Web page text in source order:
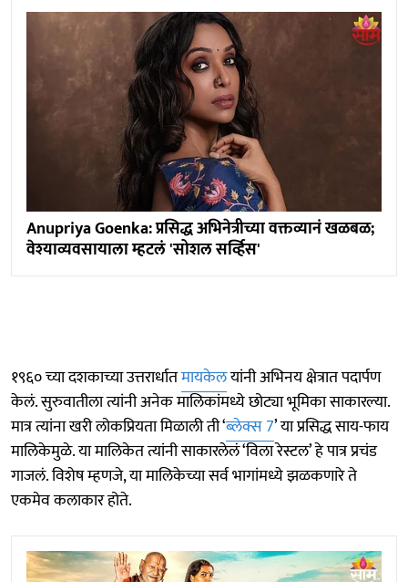
Anupriya Goenka: प्रसिद्ध अभिनेत्रीच्या वक्तव्यानं खळबळ;
वेश्याव्यवसायाला म्हटलं 'सोशल सर्व्हिस'
१९६० च्या दशकाच्या उत्तरार्धातमायकेलयांनी अभिनय क्षेत्रात पदार्पण
केलं. सुरुवातीला त्यांनी अनेक मालिकांमध्ये छोट्या भूमिका साकारल्या.
मात्र त्यांना खरी लोकप्रियता मिळाली ती ‘ब्लेक्स 7’ या प्रसिद्ध साय-फाय
मालिकेमुळे. या मालिकेत त्यांनी साकारलेलं ‘विला रेस्टल’ हे पात्र प्रचंड
गाजलं. विशेष म्हणजे, या मालिकेच्या सर्व भागांमध्ये झळकणारे ते
एकमेव कलाकार होते.